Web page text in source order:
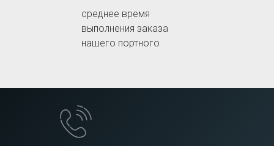
среднее время
выполнения заказа
нашего портного